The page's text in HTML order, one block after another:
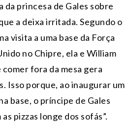
da princesa de Gales sobre
a deixa irritada. Segundo o
visita a uma base da Força
no Chipre, ela e William
fora da mesa gera
Isso porque, ao inaugurar um
base, o príncipe de Gales
pizzas longe dos sofás”.